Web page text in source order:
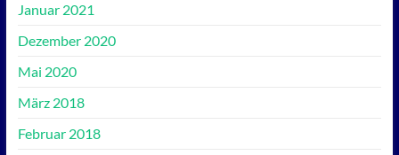
Januar 2021
Dezember 2020
Mai 2020
März 2018
Februar 2018